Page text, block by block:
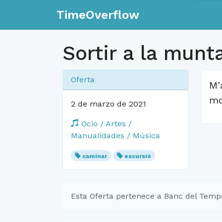
TimeOverflow
Sortir a la
Oferta
2 de marzo de 2021
Ocio / Artes /
Manualidades / Música
caminar excursió
Esta Oferta pertenece a Banc del